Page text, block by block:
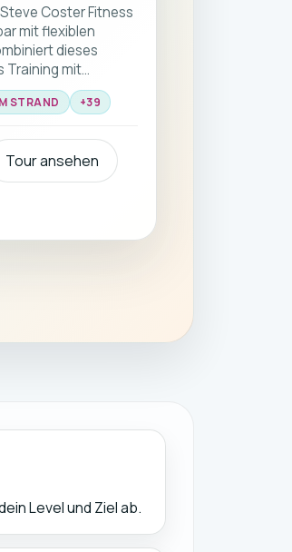
Coster Fitness
mit flexiblen
dieses
Training mit
am Strand,
vor der
STRAND +39
Tour ansehen
Level und Ziel ab.